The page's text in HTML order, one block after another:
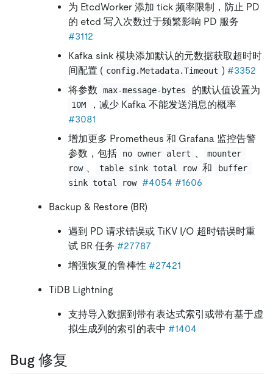
为 EtcdWorker 添加 tick 频率限制，防止 PD
的 etcd 写入次数过于频繁影响 PD 服务
#3112
Kafka sink 模块添加默认的元数据获取超时时
间配置 ( config.Metadata.Timeout ) #3352
将参数
max-message-bytes 的默认值设置为
10M
，减少 Kafka 不能发送消息的概率
#3081
增加更多 Prometheus 和 Grafana 监控告警
参数，包括
no owner alert 、
mounter
row 、 table sink total row 和
buffer
sink total row #4054 #1606
Backup & Restore (BR)
遇到 PD 请求错误或 TiKV I/O 超时错误时重
试 BR 任务 #27787
增强恢复的鲁棒性 #27421
TiDB Lightning
支持导入数据到带有表达式索引或带有基于虚
拟生成列的索引的表中 #1404
Bug 修复